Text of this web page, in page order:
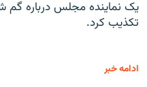
تکذیب کرد.
ادامه خبر